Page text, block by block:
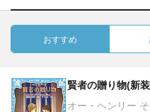
おすすめ
賢者の贈り物(新
オー・ヘンリー